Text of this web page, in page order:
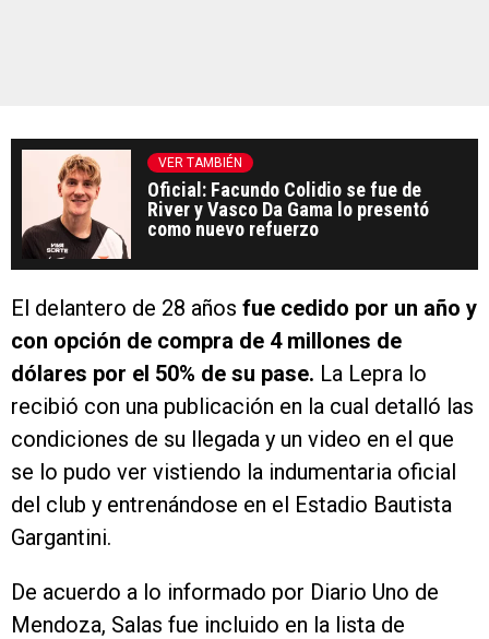
VER TAMBIÉN
Oficial: Facundo Colidio se fue de
River y Vasco Da Gama lo presentó
como nuevo refuerzo
El delantero de 28 años fue cedido por un año y
con opción de compra de 4 millones de
dólares por el 50% de su pase. La Lepra lo
recibió con una publicación en la cual detalló las
condiciones de su llegada y un video en el que
se lo pudo ver vistiendo la indumentaria oficial
del club y entrenándose en el Estadio Bautista
Gargantini.
De acuerdo a lo informado por Diario Uno de
Mendoza, Salas fue incluido en la lista de